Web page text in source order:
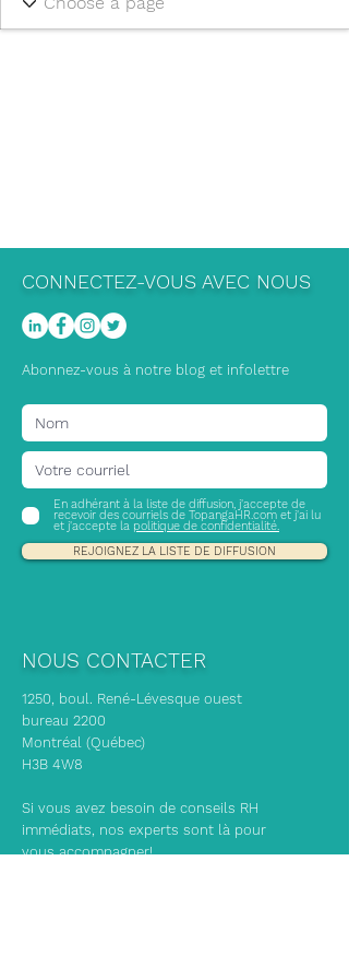
CONNECTEZ-VOUS AVEC NOUS
Abonnez-vous à notre blog et infolettre
En adhérant à la liste de diffusion, j'accepte de
recevoir des courriels de TopangaHR.com et j'ai lu
et j'accepte la politique de confidentialité.
REJOIGNEZ LA LISTE DE DIFFUSION
NOUS CONTACTER
1250, boul. René-Lévesque ouest
bureau 2200
Montréal (Québec)
H3B 4W8
Si vous avez besoin de conseils RH
immédiats, nos experts sont là pour
vous accompagner!